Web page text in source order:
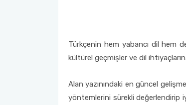
Türkçenin hem yabancı dil hem
kültürel geçmişler ve dil
Alan yazınındaki en güncel
yöntemlerini sürekli değerlendirip
Bursiyerlerimizin ve Kursiyerlerimizin Buluşması 2
Türk Dili ve Edebiyatı Öğrencileri ile TÖMER'deki
Bursiyerlerimizin ve Kursiyerlerimizin Buluşması 3